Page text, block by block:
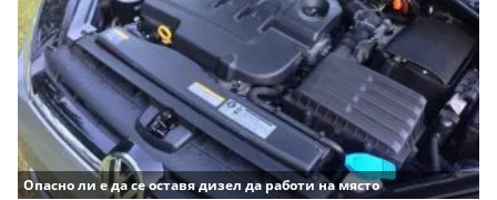
Опасно ли е да се оставя дизел да работи на място